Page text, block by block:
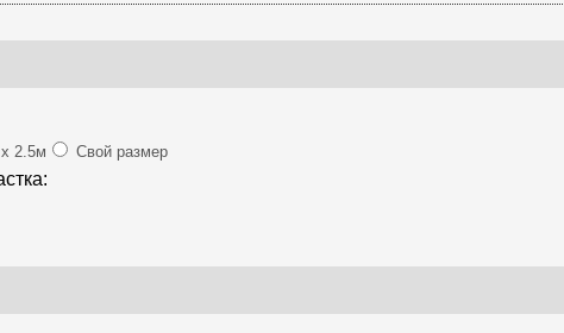
2.5м Свой размер